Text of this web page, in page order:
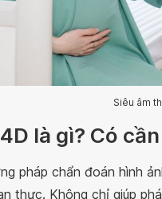
Siêu âm
là gì? Có
pháp chẩn đoán hình
thực. Không chỉ giúp